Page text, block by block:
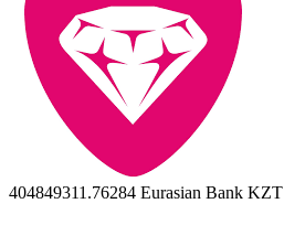
404849311.76284 Eurasian Bank KZT